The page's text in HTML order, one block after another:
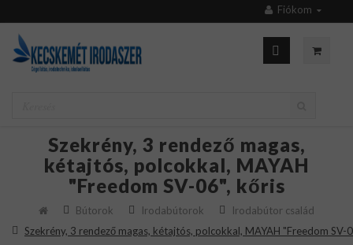
Fiókom
Szekrény, 3 rendező magas,
kétajtós, polcokkal, MAYAH
"Freedom SV-06", kőris
Bútorok Irodabútorok
Irodabútor család
Szekrény, 3 rendező magas, kétajtós, polcokkal, MAYAH "Freedom SV-